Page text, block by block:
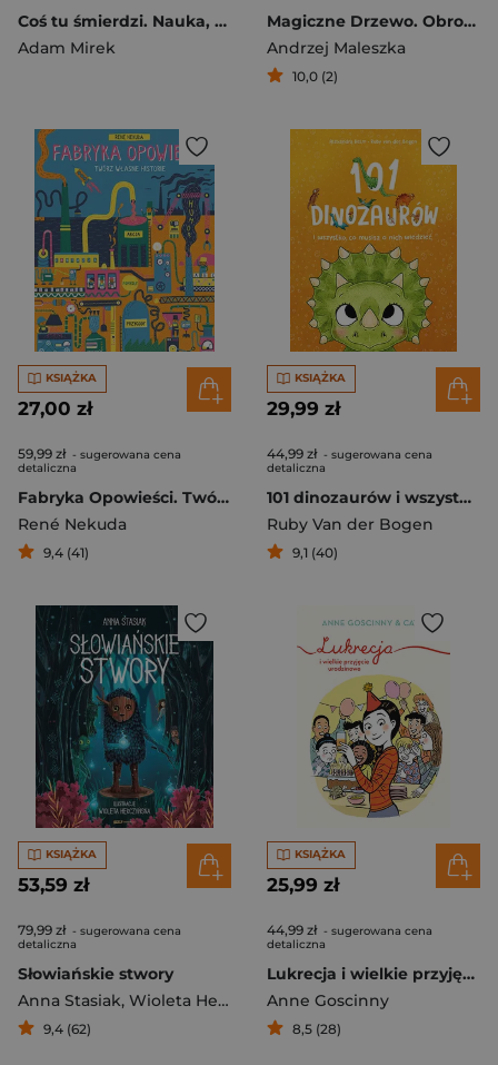
Coś tu śmierdzi. Nauka, która wrze, bulgocze i wybucha - książka z autografem
Adam Mirek
Magiczne Drzewo. Obrońca
Andrzej Maleszka
10,0 (2)
KSIĄŻKA
27,00 zł
59,99 zł - sugerowana cena
detaliczna
Fabryka Opowieści. Twórz własne historie
René Nekuda
9,4 (41)
KSIĄŻKA
29,99 zł
44,99 zł - sugerowana cena
detaliczna
101 dinozaurów i wszystko, co musisz o nich wiedzieć
Ruby Van der Bogen
9,1 (40)
KSIĄŻKA
53,59 zł
79,99 zł - sugerowana cena
detaliczna
Słowiańskie stwory
Anna Stasiak, Wioleta Herczyńska
9,4 (62)
KSIĄŻKA
25,99 zł
44,99 zł - sugerowana cena
detaliczna
Lukrecja i wielkie przyjęcie urodzinowe
Anne Goscinny
8,5 (28)